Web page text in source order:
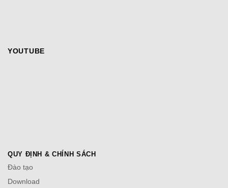
YOUTUBE
QUY ĐỊNH & CHÍNH SÁCH
Đào tạo
Download